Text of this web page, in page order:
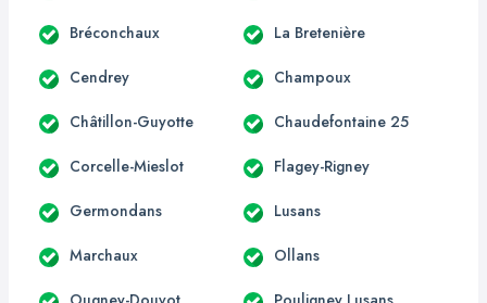
Bréconchaux La Bretenière
Cendrey Champoux
Châtillon-Guyotte Chaudefontaine 25
Corcelle-Mieslot Flagey-Rigney
Germondans Lusans
Marchaux Ollans